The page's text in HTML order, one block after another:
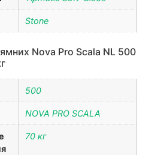
Stone
Nova Pro Scala NL 500
500
NOVA PRO SCALA
70 кг